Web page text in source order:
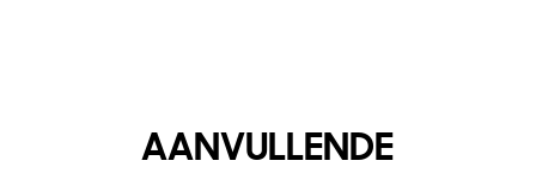
AANVULLENDE